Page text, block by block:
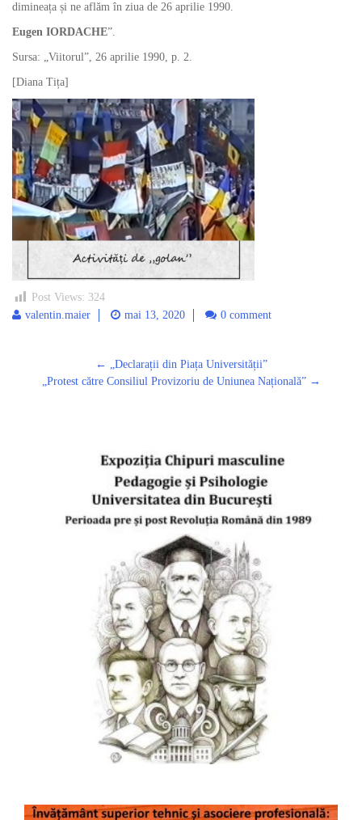
dimineața și ne aflăm în ziua de 26 aprilie 1990.
Eugen IORDACHE”.
Sursa: „Viitorul”, 26 aprilie 1990, p. 2.
[Diana Tița]
Post Views: 324
valentin.maier
mai 13, 2020 0 comment
navigation
← „Declarații din Piața Universității”
„Protest către Consiliul Provizoriu de Uniunea Naționalăˮ →